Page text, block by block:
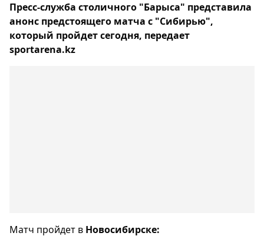
Пресс-служба столичного "Барыса" представила
анонс предстоящего матча с "Сибирью",
который пройдет сегодня, передает
sportarena.kz
Матч пройдет в Новосибирске: